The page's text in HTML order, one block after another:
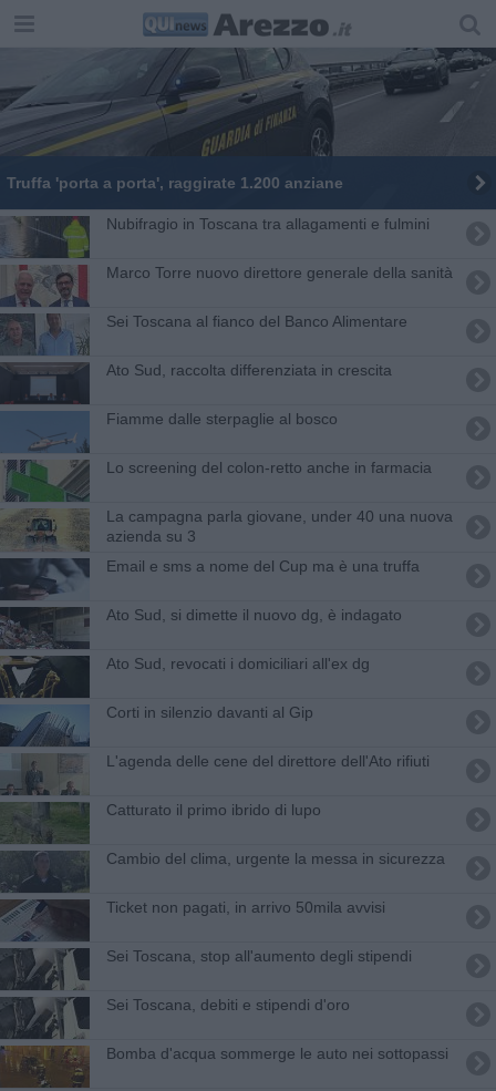
Truffa 'porta a porta', raggirate 1.200 anziane
Nubifragio in Toscana tra allagamenti e fulmini
Marco Torre nuovo direttore generale della sanità
Sei Toscana al fianco del Banco Alimentare
Ato Sud, raccolta differenziata in crescita
Fiamme dalle sterpaglie al bosco
Lo screening del colon-retto anche in farmacia
La campagna parla giovane, under 40 una nuova
azienda su 3
Email e sms a nome del Cup ma è una truffa
Ato Sud, si dimette il nuovo dg, è indagato
​Ato Sud, revocati i domiciliari all'ex dg
Corti in silenzio davanti al Gip
L'agenda delle cene del direttore dell'Ato rifiuti
Catturato il primo ibrido di lupo
Cambio del clima, urgente la messa in sicurezza
Ticket non pagati, in arrivo 50mila avvisi
Sei Toscana, stop all'aumento degli stipendi
Sei Toscana, debiti e stipendi d'oro
Bomba d'acqua sommerge le auto nei sottopassi